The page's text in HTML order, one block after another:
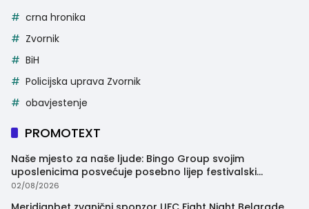
crna hronika
Zvornik
BiH
Policijska uprava Zvornik
obavjestenje
PROMOTEXT
Naše mjesto za naše ljude: Bingo Group svojim
uposlenicima posvećuje posebno lijep festivalski
trenutak
02/08/2026